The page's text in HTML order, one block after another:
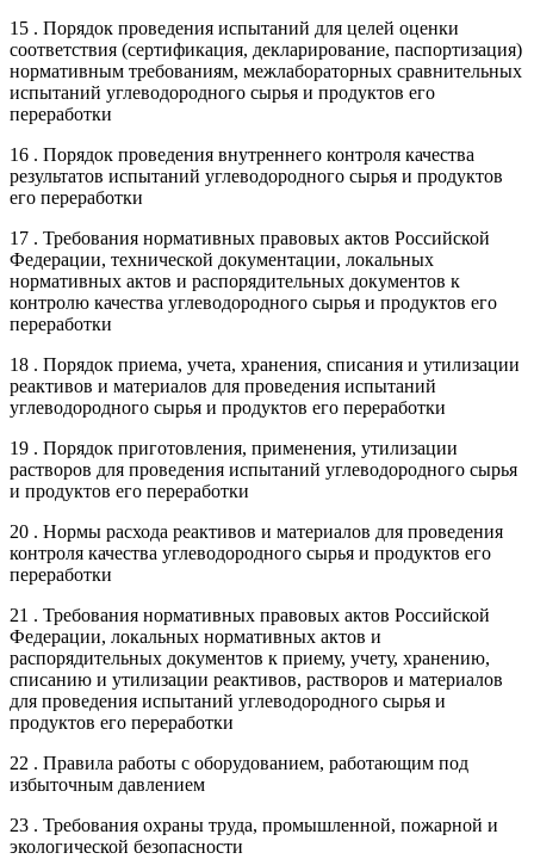
15 . Порядок проведения испытаний для целей оценки
соответствия (сертификация, декларирование, паспортизация)
нормативным требованиям, межлабораторных сравнительных
испытаний углеводородного сырья и продуктов его
переработки
16 . Порядок проведения внутреннего контроля качества
результатов испытаний углеводородного сырья и продуктов
его переработки
17 . Требования нормативных правовых актов Российской
Федерации, технической документации, локальных
нормативных актов и распорядительных документов к
контролю качества углеводородного сырья и продуктов его
переработки
18 . Порядок приема, учета, хранения, списания и утилизации
реактивов и материалов для проведения испытаний
углеводородного сырья и продуктов его переработки
19 . Порядок приготовления, применения, утилизации
растворов для проведения испытаний углеводородного сырья
и продуктов его переработки
20 . Нормы расхода реактивов и материалов для проведения
контроля качества углеводородного сырья и продуктов его
переработки
21 . Требования нормативных правовых актов Российской
Федерации, локальных нормативных актов и
распорядительных документов к приему, учету, хранению,
списанию и утилизации реактивов, растворов и материалов
для проведения испытаний углеводородного сырья и
продуктов его переработки
22 . Правила работы с оборудованием, работающим под
избыточным давлением
23 . Требования охраны труда, промышленной, пожарной и
экологической безопасности